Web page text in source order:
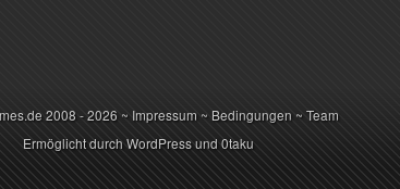
2008 - 2026 ~ Impressum ~ Bedingungen ~Team
Ermöglicht durchWordPressund 0taku